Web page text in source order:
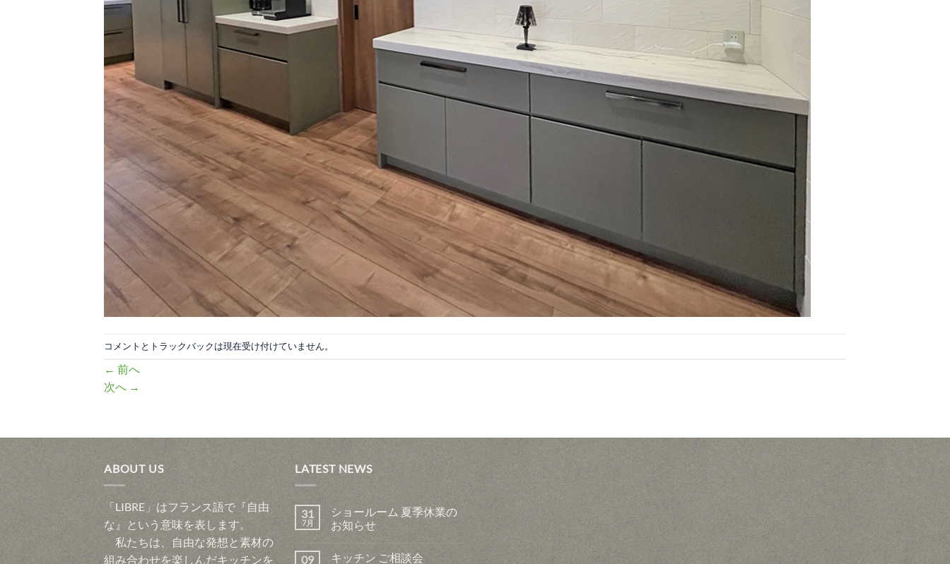
コメントとトラックバックは現在受け付けていません。
← 前へ
次へ →
ABOUT US
「LIBRE」はフランス語で『自由
な』という意味を表します。
私たちは、自由な発想と素材の
組み合わせを楽しんだキッチンを
LATEST NEWS
31
7月
ショールーム 夏季休業の
お知らせ
09 キッチン ご相談会